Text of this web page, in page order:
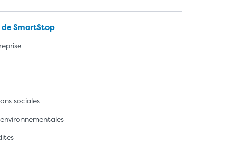
SmartStop
sociales